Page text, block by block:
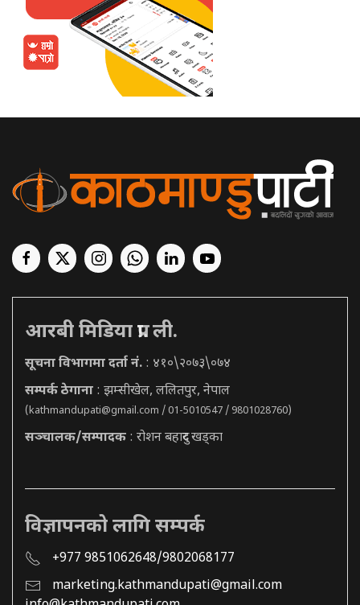
आरबी मिडिया प्रा. ली.
सूचना विभागमा दर्ता नं. : ४१०\२०७३\०७४
सम्पर्क ठेगाना : झम्सीखेल, ललितपुर, नेपाल
(kathmandupati@gmail.com / 01-5010547 / 9801028760)
सञ्चालक/सम्पादक : रोशन बहादुर खड्का
विज्ञापनको लागि सम्पर्क
+977 9851062648/9802068177
marketing.kathmandupati@gmail.com